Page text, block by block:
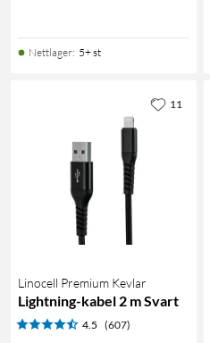
Nettlager: 5+ st
Linocell Premium Kevlar
Lightning-kabel 2 m Svart
4.5 (607)
11